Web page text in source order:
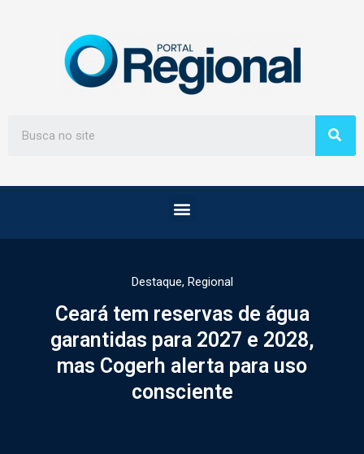
Destaque, Regional
Ceará tem reservas de água
garantidas para 2027 e 2028,
mas Cogerh alerta para uso
consciente